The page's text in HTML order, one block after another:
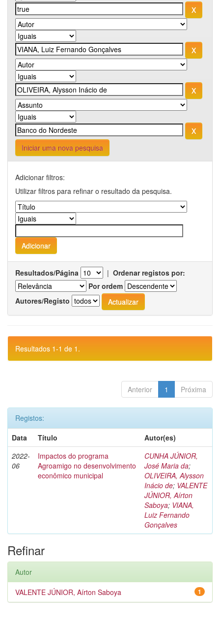
Iniciar uma nova pesquisa
Adicionar filtros:
Utilizar filtros para refinar o resultado da pesquisa.
Resultados/Página | Ordenar registos por:
Por ordem
Autores/Registo
Resultados 1-1 de 1.
Anterior 1 Próxima
Registos:
Data
Título
Autor(es)
2022-
06
Impactos do programa
Agroamigo no desenvolvimento
econômico municipal
CUNHA JÚNIOR,
José Maria da;
OLIVEIRA, Alysson
Inácio de; VALENTE
JÚNIOR, Aírton
Saboya; VIANA,
Luiz Fernando
Gonçalves
Refinar
Autor
1
VALENTE JÚNIOR, Aírton Saboya